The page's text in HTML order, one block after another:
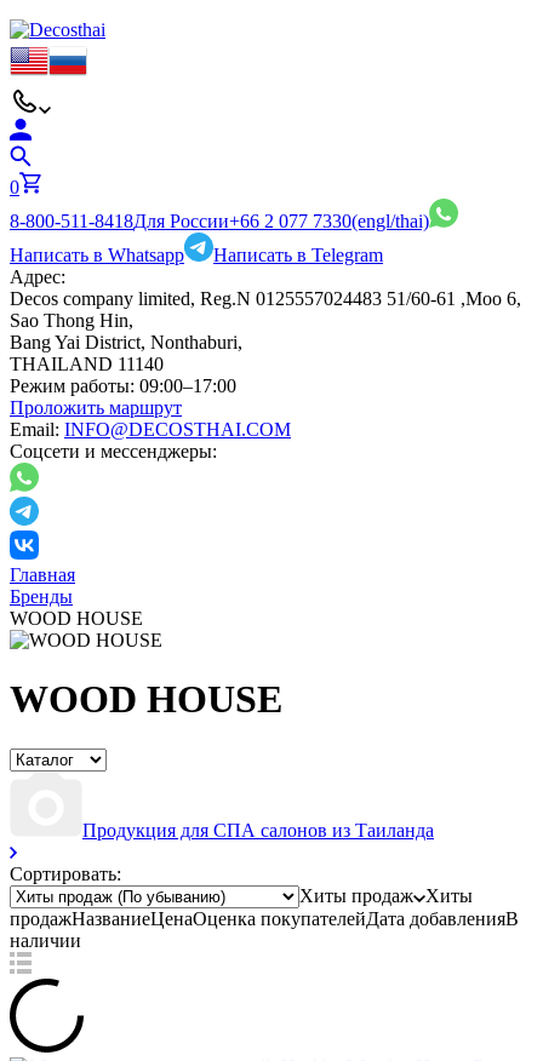
0
8-800-511-8418Для России+66 2 077 7330(engl/thai)
Написать в Whatsapp
Написать в Telegram
Адрес:
Decos company limited, Reg.N 0125557024483 51/60-61 ,Moo 6,
Sao Thong Hin,
Bang Yai District, Nonthaburi,
THAILAND 11140
Режим работы: 09:00–17:00
Проложить маршрут
Email: INFO@DECOSTHAI.COM
Соцсети и мессенджеры:
Главная
Бренды
WOOD HOUSE
WOOD HOUSE
Продукция для СПА салонов из Таиланда
Сортировать:
Хиты продаж
Хиты
продажНазваниеЦенаОценка покупателейДата добавленияВ
наличии